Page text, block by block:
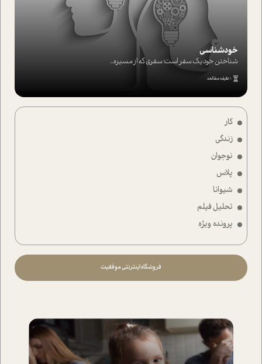
کار
زندگی
نوجوان
پلاس
شیوانا
تحلیل فیلم
پرونده ویژه
فروشگاه اینترنتی موفقیت
خودشناسی
شناختن خود یک سفر است؛ سفری که از مسیره...
1 دقیقه مطالعه